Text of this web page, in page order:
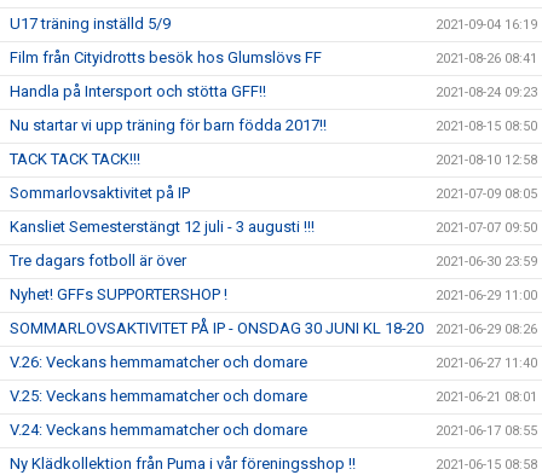
U17 träning inställd 5/9 2021-09-04 16:19
Film från Cityidrotts besök hos Glumslövs FF 2021-08-26 08:41
Handla på Intersport och stötta GFF!! 2021-08-24 09:23
Nu startar vi upp träning för barn födda 2017!! 2021-08-15 08:50
TACK TACK TACK!!! 2021-08-10 12:58
Sommarlovsaktivitet på IP 2021-07-09 08:05
Kansliet Semesterstängt 12 juli - 3 augusti !!! 2021-07-07 09:50
Tre dagars fotboll är över 2021-06-30 23:59
Nyhet! GFFs SUPPORTERSHOP ! 2021-06-29 11:00
SOMMARLOVSAKTIVITET PÅ IP - ONSDAG 30 JUNI KL 18-20 2021-06-29 08:26
V.26: Veckans hemmamatcher och domare 2021-06-27 11:40
V.25: Veckans hemmamatcher och domare 2021-06-21 08:01
V.24: Veckans hemmamatcher och domare 2021-06-17 08:55
Ny Klädkollektion från Puma i vår föreningsshop !! 2021-06-15 08:58